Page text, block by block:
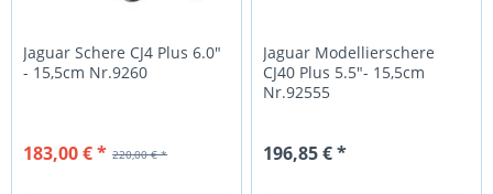
Jaguar Schere CJ4 Plus 6.0"
- 15,5cm Nr.9260
220,00 € *
183,00 € *
Jaguar Modellierschere
CJ40 Plus 5.5"- 15,5cm
Nr.92555
196,85 € *